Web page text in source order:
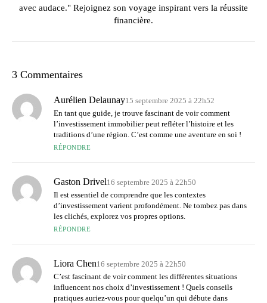
avec audace." Rejoignez son voyage inspirant vers la réussite
financière.
3 Commentaires
Aurélien Delaunay15 septembre 2025 à 22h52
En tant que guide, je trouve fascinant de voir comment
l’investissement immobilier peut refléter l’histoire et les
traditions d’une région. C’est comme une aventure en soi !
RÉPONDRE
Gaston Drivel16 septembre 2025 à 22h50
Il est essentiel de comprendre que les contextes
d’investissement varient profondément. Ne tombez pas dans
les clichés, explorez vos propres options.
RÉPONDRE
Liora Chen16 septembre 2025 à 22h50
C’est fascinant de voir comment les différentes situations
influencent nos choix d’investissement ! Quels conseils
pratiques auriez-vous pour quelqu’un qui débute dans